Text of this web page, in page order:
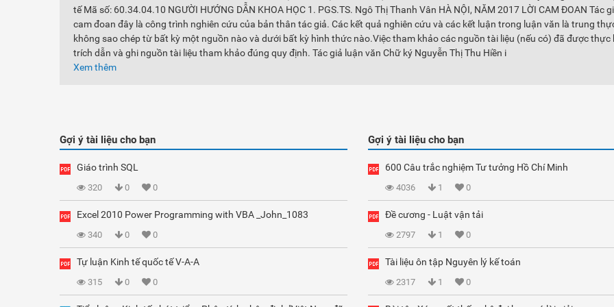
tế Mã số: 60.34.04.10 NGƯỜI HƯỚNG DẪN KHOA HỌC 1. PGS.TS. Ngô Thị Thanh Vân HÀ NỘI, NĂM 2017 LỜI CAM ĐOAN Tác
cam đoan đây là công trình nghiên cứu của bản thân tác giả. Các kết quả nghiên cứu và các kết luận trong luận văn là trung
không sao chép từ bất kỳ một nguồn nào và dưới bất kỳ hình thức nào.Việc tham khảo các nguồn tài liệu (nếu có) đã được thực
trích dẫn và ghi nguồn tài liệu tham khảo đúng quy định. Tác giả luận văn Chữ ký Nguyễn Thị Thu Hiền i
Xem thêm
Gợi ý tài liệu cho bạn
Giáo trình SQL
320 0 0
Excel 2010 Power Programming with VBA _John_1083
340 0 0
Tự luận Kinh tế quốc tế V-A-A
315 0 0
Gợi ý tài liệu cho bạn
600 Câu trắc nghiệm Tư tưởng Hồ Chí Minh
4036 1 0
Đề cương - Luật vận tải
2797 1 0
Tài liệu ôn tập Nguyên lý kế toán
2317 1 0